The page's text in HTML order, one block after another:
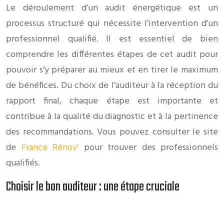
Le déroulement d’un audit énergétique est un
processus structuré qui nécessite l’intervention d’un
professionnel qualifié. Il est essentiel de bien
comprendre les différentes étapes de cet audit pour
pouvoir s’y préparer au mieux et en tirer le maximum
de bénéfices. Du choix de l’auditeur à la réception du
rapport final, chaque étape est importante et
contribue à la qualité du diagnostic et à la pertinence
des recommandations. Vous pouvez consulter le site
de France Rénov’ pour trouver des professionnels
qualifiés.
Choisir le bon auditeur : une étape cruciale